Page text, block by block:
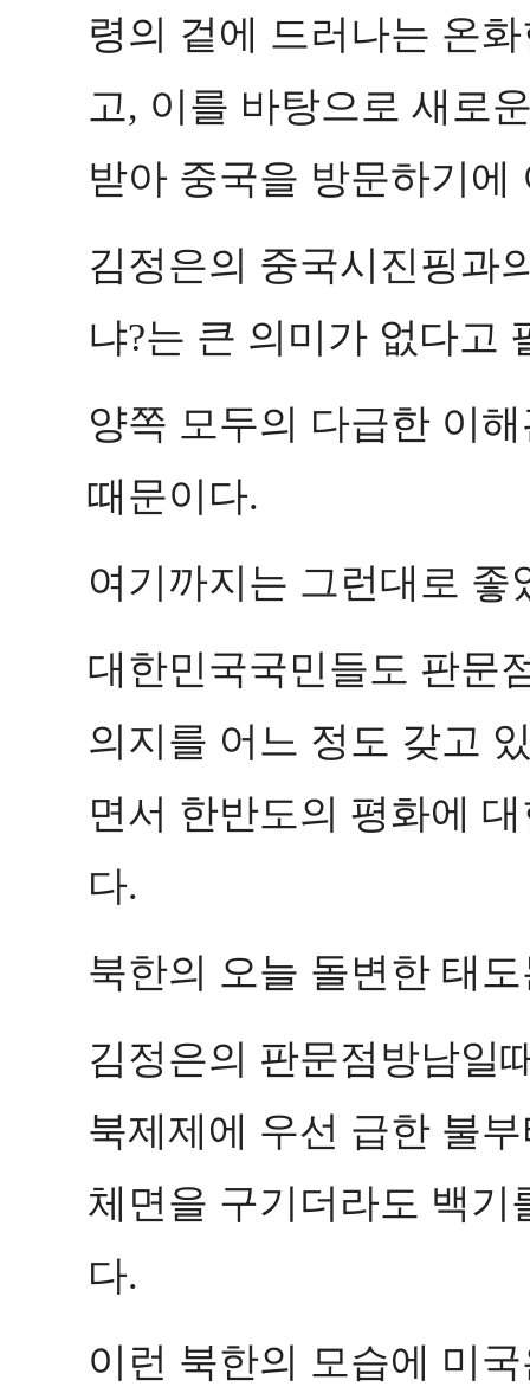
령의 겉에 드러나는 온
고, 이를 바탕으로 새로
받아 중국을 방문하기에
김정은의 중국시진핑과
냐?는 큰 의미가 없다고
양쪽 모두의 다급한 이
때문이다.
여기까지는 그런대로 좋
대한민국국민들도 판문
의지를 어느 정도 갖고
면서 한반도의 평화에
다.
북한의 오늘 돌변한 태
김정은의 판문점방남일
북제제에 우선 급한 불
체면을 구기더라도 백기
다.
이런 북한의 모습에 미